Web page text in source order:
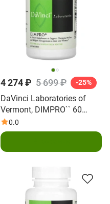
4 274 ₽ 5 699 ₽ -25%
DaVinci Laboratories of
Vermont, DIMPRO`` 60
капсул
0.0